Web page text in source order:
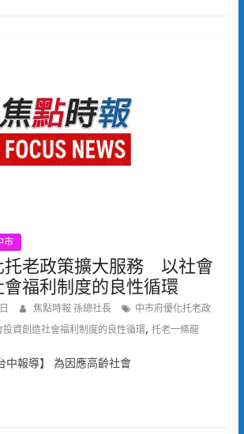
市
托老政策擴大服務 以社會
福利制度的良性循環
焦點時報 孫總社長
中市府優化托老政
資創造社會福利制度的良性循環, 托老一條龍
中報導】 為因應高齡社會